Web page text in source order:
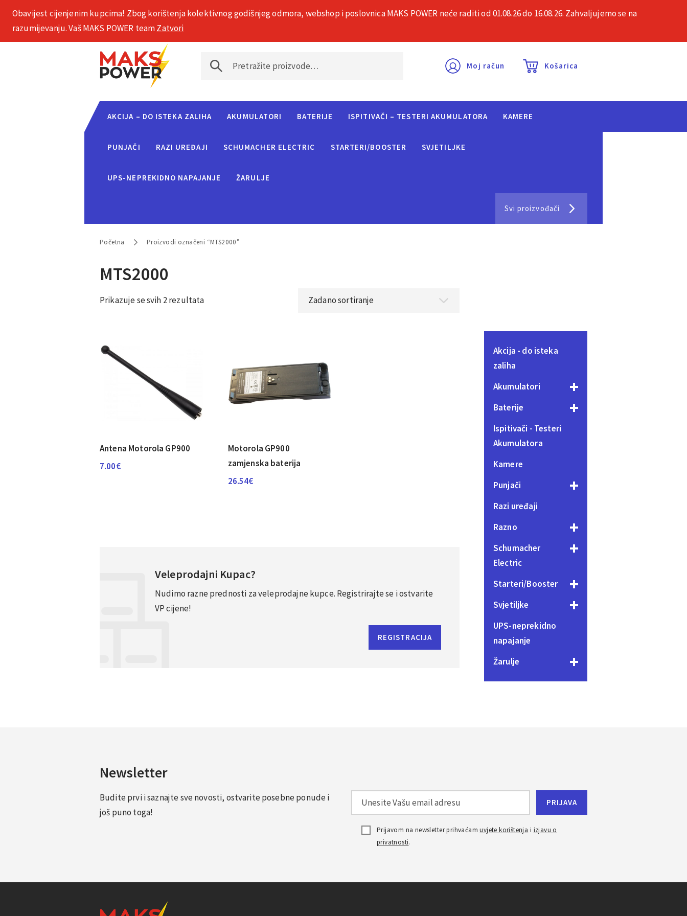
+385 1 2002 575 O nama Česta pitanja Kontakt
Moj račun Košarica
AKCIJA – DO ISTEKA ZALIHA AKUMULATORI BATERIJE ISPITIVAČI – TESTERI AKUMULATORA KAMERE
PUNJAČI RAZI UREĐAJI SCHUMACHER ELECTRIC STARTERI/BOOSTER SVJETILJKE
UPS-NEPREKIDNO NAPAJANJE ŽARULJE
Svi proizvođači
Početna Proizvodi označeni “MTS2000”
MTS2000
Prikazuje se svih 2 rezultata
Akcija - do isteka
zaliha
Akumulatori
Baterije
Ispitivači - Testeri
Akumulatora
Kamere
Punjači
Razi uređaji
Razno
Schumacher
Electric
Starteri/Booster
Svjetiljke
UPS-neprekidno
napajanje
Žarulje
Antena Motorola GP900
7.00€
Motorola GP900
zamjenska baterija
26.54€
Veleprodajni Kupac?
Nudimo razne prednosti za veleprodajne kupce. Registrirajte se i ostvarite
VP cijene!
REGISTRACIJA
Newsletter
Budite prvi i saznajte sve novosti, ostvarite posebne ponude i
još puno toga!
Prijavom na newsletter prihvaćamuvjete korištenja i izjavu o
privatnosti.
Obavijest cijenjenim kupcima! Zbog korištenja kolektivnog godišnjeg odmora, webshop i poslovnica MAKS POWER neće raditi od 01.08.26 do 16.08.26. Zahvaljujemo se na
razumijevanju. Vaš MAKS POWER teamZatvori